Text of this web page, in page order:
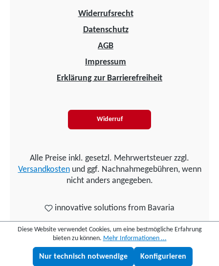
Widerrufsrecht
Datenschutz
AGB
Impressum
Erklärung zur Barrierefreiheit
Widerruf
Alle Preise inkl. gesetzl. Mehrwertsteuer zzgl.
Versandkostenund ggf. Nachnahmegebühren, wenn
nicht anders angegeben.
innovative solutions from Bavaria
Diese Website verwendet Cookies, um eine bestmögliche Erfahrung
bieten zu können. Mehr Informationen ...
Nur technisch notwendige Konfigurieren